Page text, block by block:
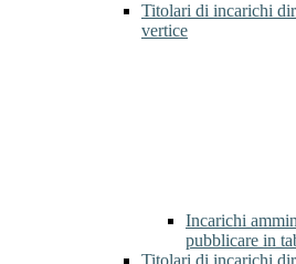
Titolari di incarichi
vertice
Incarichi
pubblicare in